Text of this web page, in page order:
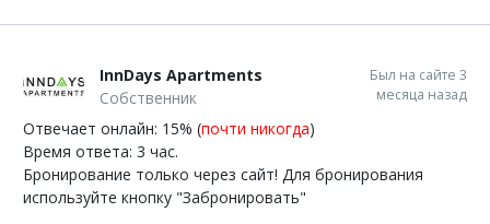
InnDays Apartments
Собственник
Был на сайте 3
месяца назад
Отвечает онлайн: 15% (почти никогда)
Время ответа: 3 час.
Бронирование только через сайт! Для бронирования
используйте кнопку "Забронировать"